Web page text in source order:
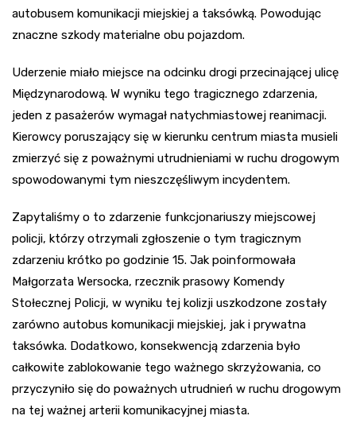
autobusem komunikacji miejskiej a taksówką. Powodując
znaczne szkody materialne obu pojazdom.
Uderzenie miało miejsce na odcinku drogi przecinającej ulicę
Międzynarodową. W wyniku tego tragicznego zdarzenia,
jeden z pasażerów wymagał natychmiastowej reanimacji.
Kierowcy poruszający się w kierunku centrum miasta musieli
zmierzyć się z poważnymi utrudnieniami w ruchu drogowym
spowodowanymi tym nieszczęśliwym incydentem.
Zapytaliśmy o to zdarzenie funkcjonariuszy miejscowej
policji, którzy otrzymali zgłoszenie o tym tragicznym
zdarzeniu krótko po godzinie 15. Jak poinformowała
Małgorzata Wersocka, rzecznik prasowy Komendy
Stołecznej Policji, w wyniku tej kolizji uszkodzone zostały
zarówno autobus komunikacji miejskiej, jak i prywatna
taksówka. Dodatkowo, konsekwencją zdarzenia było
całkowite zablokowanie tego ważnego skrzyżowania, co
przyczyniło się do poważnych utrudnień w ruchu drogowym
na tej ważnej arterii komunikacyjnej miasta.